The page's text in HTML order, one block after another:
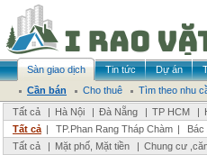
Sàn giao dịch Tin tức Dự án
Cần bán
Cho thuê
Tìm theo nhu
Tất cả
| Hà Nội | Đà Nẵng | TP HCM |
Tất cả | TP.Phan Rang Tháp Chàm | Bác
Tất cả
| Mặt phố, Mặt tiền | Chung cư